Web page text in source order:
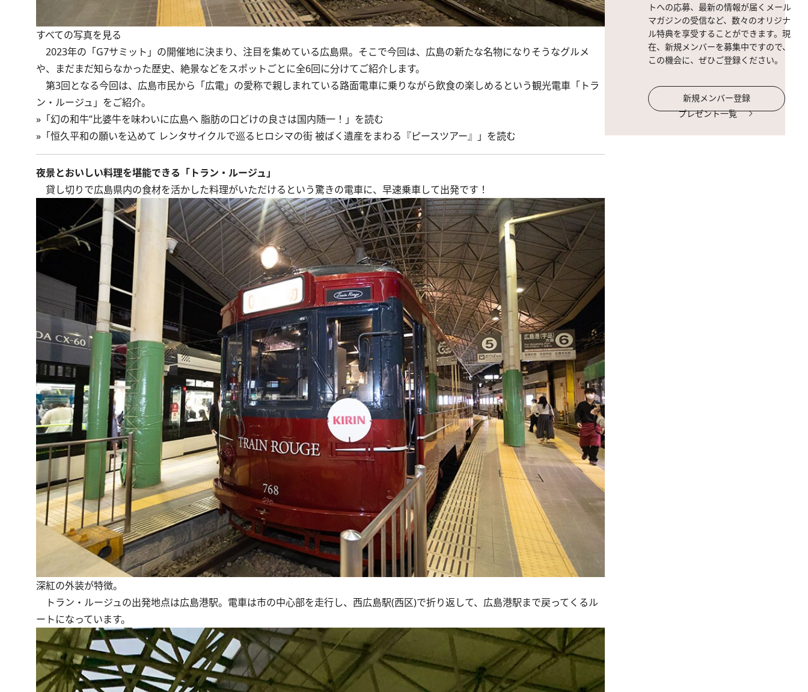
すべての写真を見る
2023年の「G7サミット」の開催地に決まり、注目を集めている広島県。そこで今回は、広島の新たな名物になりそうなグルメ
や、まだまだ知らなかった歴史、絶景などをスポットごとに全6回に分けてご紹介します。
第3回となる今回は、広島市民から「広電」の愛称で親しまれている路面電車に乗りながら飲食の楽しめるという観光電車「トラ
ン・ルージュ」をご紹介。
» 「幻の和牛”比婆牛を味わいに広島へ 脂肪の口どけの良さは国内随一！」を読む
» 「恒久平和の願いを込めて レンタサイクルで巡るヒロシマの街 被ばく遺産をまわる『ピースツアー』」を読む
夜景とおいしい料理を堪能できる「トラン・ルージュ」
貸し切りで広島県内の食材を活かした料理がいただけるという驚きの電車に、早速乗車して出発です！
深紅の外装が特徴。
トラン・ルージュの出発地点は広島港駅。電車は市の中心部を走行し、西広島駅(西区)で折り返して、広島港駅まで戻ってくるル
ートになっています。
トへの応募、最新の情報が届くメール
マガジンの受信など、数々のオリジナ
ル特典を享受することができます。現
在、新規メンバーを募集中ですので、
この機会に、ぜひご登録ください。
新規メンバー登録
プレゼント一覧